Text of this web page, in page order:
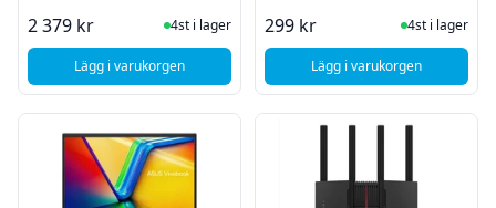
2 379 kr I Lager
4st i lager
Lägg i varukorgen, ASUS ROG Strix 850W Gold Aura Edition - 80+ Gold - ATX
299 kr I Lager
4st i lager
Lägg i varukorgen
, ASUS Bluetooth